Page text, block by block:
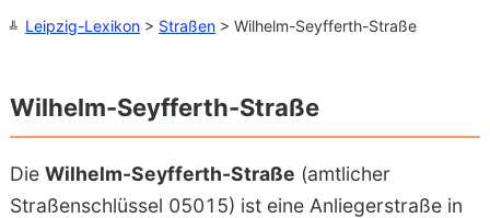
Leipzig-Lexikon> Straßen> Wilhelm-Seyfferth-Straße
Wilhelm-Seyfferth-Straße
Die Wilhelm-Seyfferth-Straße (amtlicher
Straßenschlüssel 05015) ist eine Anliegerstraße in